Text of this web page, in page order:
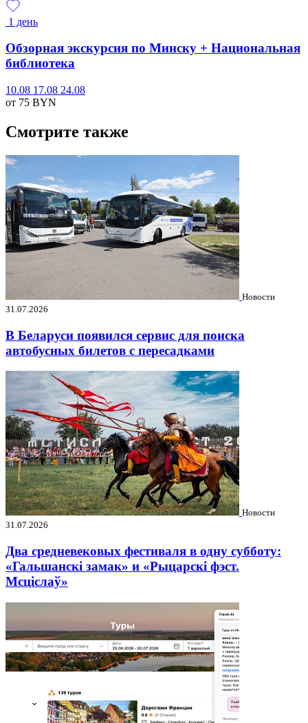
1 день
Обзорная экскурсия по Минску + Национальная
библиотека
10.08 17.08 24.08
от 75 BYN
Смотрите также
Новости
31.07.2026
В Беларуси появился сервис для поиска
автобусных билетов с пересадками
Новости
31.07.2026
Два средневековых фестиваля в одну субботу:
«Гальшанскі замак» и «Рыцарскі фэст.
Мсціслаў»